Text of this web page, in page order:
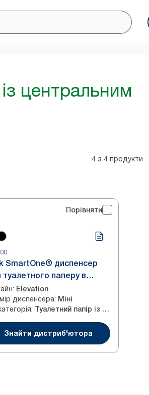
центральним
4 з 4 продукти
Порівняти
SmartOne® диспенсер
туалетного паперу в
білий
: Elevation
диспенсера: Міні
: Туалетний папір із центральним витягуванням
Знайти дистриб'ютора